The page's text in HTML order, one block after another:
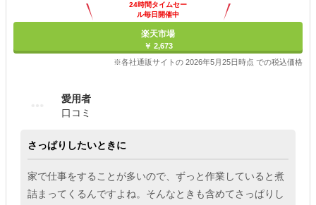
24時間タイムセー
ル毎日開催中
楽天市場
￥ 2,673
※各社通販サイトの 2026年5月25日時点 での税込価格
愛用者
口コミ
さっぱりしたいときに
家で仕事をすることが多いので、ずっと作業していると煮
詰まってくるんですよね。そんなときも含めてさっぱりし